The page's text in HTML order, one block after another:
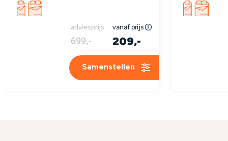
adviesprijs vanaf prijs
699,- 209,-
Samenstellen